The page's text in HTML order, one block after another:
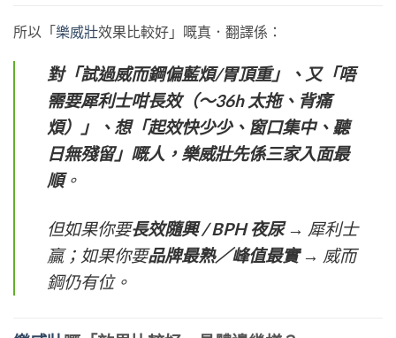
所以「 樂威壯效果比較好」嘅真．翻譯係：
對「試過威而鋼偏藍煩/胃頂重」、又「唔
需要犀利士咁長效（～36h 太拖、背痛
煩）」、想「起效快少少、窗口集中、聽
日無殘留」嘅人，樂威壯先係三家入面最
順。
但如果你要長效隨興 / BPH 夜尿​ → 犀利士
贏；如果你要品牌最熟／峰值最實​ → 威而
鋼仍有位。